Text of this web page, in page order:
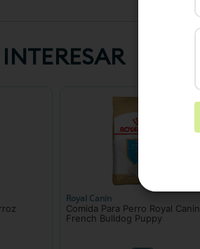
Royal Canin
Comida Para Perro Royal Canin
French Bulldog Puppy